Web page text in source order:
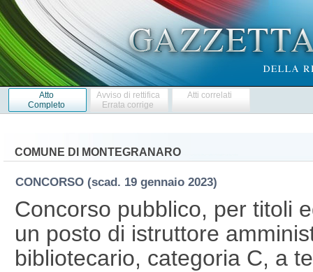
Atto
Completo
Avviso di rettifica
Errata corrige
Atti correlati
COMUNE DI MONTEGRANARO
CONCORSO (scad. 19 gennaio 2023)
Concorso pubblico, per titoli
un posto di istruttore
bibliotecario, categoria C, a